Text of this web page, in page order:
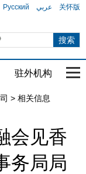
Русский عربي 关怀版
驻外机构 国
> 相关信息
会见香
务局局